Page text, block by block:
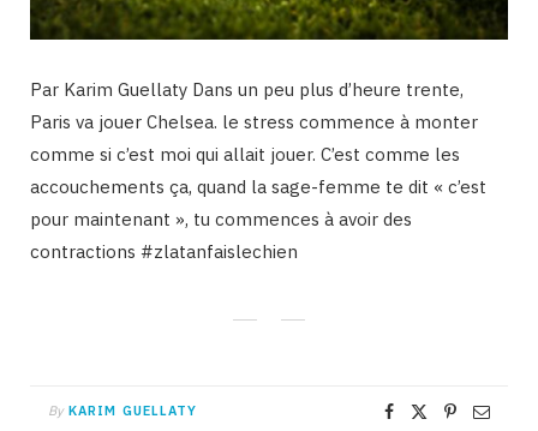
Par Karim Guellaty Dans un peu plus d’heure trente,
Paris va jouer Chelsea. le stress commence à monter
comme si c’est moi qui allait jouer. C’est comme les
accouchements ça, quand la sage-femme te dit « c’est
pour maintenant », tu commences à avoir des
contractions ‪#‎zlatanfaislechien‬
By KARIM GUELLATY